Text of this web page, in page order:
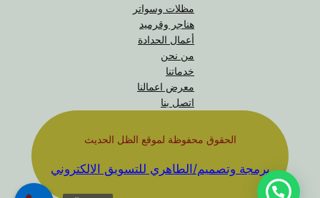
مظلات وسواتر
هناجر وقرميد
أعمال الحدادة
من نحن
خدماتنا
معرض اعمالنا
اتصل بنا
الحقوق محفوظة لموقع الظل الحديث
برمجة وتصميم/الطاهري للتسويق الالكتروني